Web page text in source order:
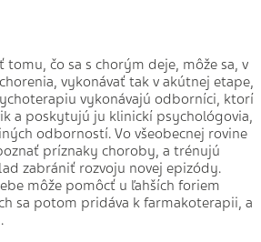
čo sa s chorým deje, môže sa, v
vykonávať tak v akútnej etape,
vykonávajú odborníci, ktorí
a poskytujú ju klinickí psychológovia,
odborností. Vo všeobecnej rovine
príznaky choroby, a trénujú
zabrániť rozvoju novej epizódy.
môže pomôcť u ľahších foriem
sa potom pridáva k farmakoterapii, a